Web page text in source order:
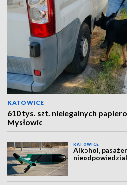
KATOWICE
610 tys. szt. nielegalnych
Mysłowic
KATOWICE
Alkohol,